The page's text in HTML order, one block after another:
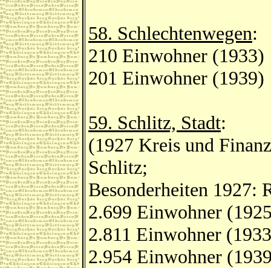
58. Schlechtenwegen:
210 Einwohner (1933)
201 Einwohner (1939)
59. Schlitz, Stadt:
(1927 Kreis und
Schlitz;
Besonderheiten 1927:
2.699 Einwohner
2.811 Einwohner
2.954 Einwohner